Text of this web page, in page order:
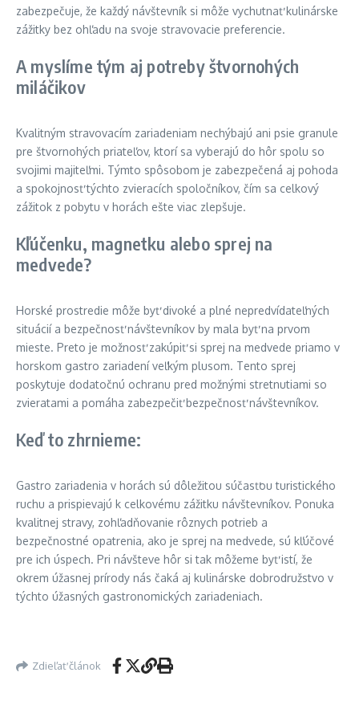
zabezpečuje, že každý návštevník si môže vychutnať kulinárske
zážitky bez ohľadu na svoje stravovacie preferencie.
A myslíme tým aj potreby štvornohých
miláčikov
Kvalitným stravovacím zariadeniam nechýbajú ani psie granule
pre štvornohých priateľov, ktorí sa vyberajú do hôr spolu so
svojimi majiteľmi. Týmto spôsobom je zabezpečená aj pohoda
a spokojnosť týchto zvieracích spoločníkov, čím sa celkový
zážitok z pobytu v horách ešte viac zlepšuje.
Kľúčenku, magnetku alebo sprej na
medvede?
Horské prostredie môže byť divoké a plné nepredvídateľných
situácií a bezpečnosť návštevníkov by mala byť na prvom
mieste. Preto je možnosť zakúpiť si sprej na medvede priamo v
horskom gastro zariadení veľkým plusom. Tento sprej
poskytuje dodatočnú ochranu pred možnými stretnutiami so
zvieratami a pomáha zabezpečiť bezpečnosť návštevníkov.
Keď to zhrnieme:
Gastro zariadenia v horách sú dôležitou súčasťou turistického
ruchu a prispievajú k celkovému zážitku návštevníkov. Ponuka
kvalitnej stravy, zohľadňovanie rôznych potrieb a
bezpečnostné opatrenia, ako je sprej na medvede, sú kľúčové
pre ich úspech. Pri návšteve hôr si tak môžeme byť istí, že
okrem úžasnej prírody nás čaká aj kulinárske dobrodružstvo v
týchto úžasných gastronomických zariadeniach.
Zdieľať článok